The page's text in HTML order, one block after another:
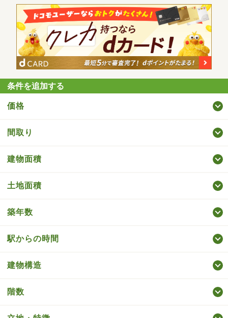
条件を追加する
価格
間取り
建物面積
土地面積
築年数
駅からの時間
建物構造
階数